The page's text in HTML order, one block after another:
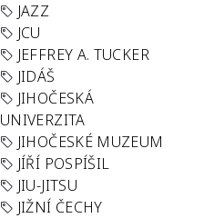
JAZZ
JCU
JEFFREY A. TUCKER
JIDÁŠ
JIHOČESKÁ
UNIVERZITA
JIHOČESKÉ MUZEUM
JÍŘÍ POSPÍŠIL
JIU-JITSU
JIŽNÍ ČECHY